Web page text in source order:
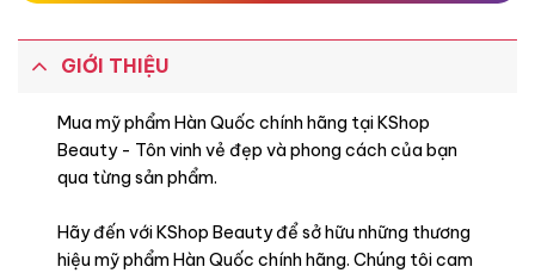
GIỚI THIỆU
Mua mỹ phẩm Hàn Quốc chính hãng tại KShop
Beauty - Tôn vinh vẻ đẹp và phong cách của bạn
qua từng sản phẩm.
Hãy đến với KShop Beauty để sở hữu những thương
hiệu mỹ phẩm Hàn Quốc chính hãng. Chúng tôi cam